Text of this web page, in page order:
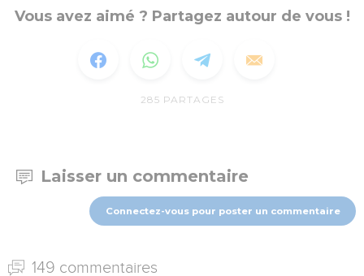
Vous avez aimé ? Partagez autour de vous !
285 PARTAGES
Laisser un commentaire
Connectez-vous pour poster un commentaire
149 commentaires